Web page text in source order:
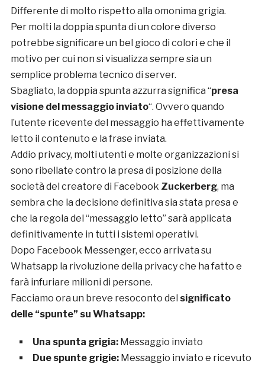
Differente di molto rispetto alla omonima grigia.
Per molti la doppia spunta di un colore diverso
potrebbe significare un bel gioco di colori e che il
motivo per cui non si visualizza sempre sia un
semplice problema tecnico di server.
Sbagliato, la doppia spunta azzurra significa “presa
visione del messaggio inviato“. Ovvero quando
l’utente ricevente del messaggio ha effettivamente
letto il contenuto e la frase inviata.
Addio privacy, molti utenti e molte organizzazioni si
sono ribellate contro la presa di posizione della
società del creatore di Facebook Zuckerberg, ma
sembra che la decisione definitiva sia stata presa e
che la regola del “messaggio letto” sarà applicata
definitivamente in tutti i sistemi operativi.
Dopo Facebook Messenger, ecco arrivata su
Whatsapp la rivoluzione della privacy che ha fatto e
farà infuriare milioni di persone.
Facciamo ora un breve resoconto del significato
delle “spunte” su Whatsapp:
Una spunta grigia: Messaggio inviato
Due spunte grigie: Messaggio inviato e ricevuto